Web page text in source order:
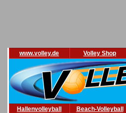
www.volley.de Volley Shop
Hallenvolleyball Beach-Volleyball